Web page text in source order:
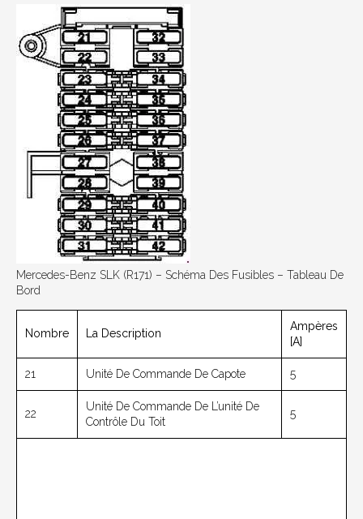
Mercedes-Benz SLK (R171) – Schéma Des Fusibles – Tableau De
Bord
Nombre La Description
Ampères
[A]
21 Unité De Commande De Capote 5
22
Unité De Commande De L’unité De
Contrôle Du Toit
5